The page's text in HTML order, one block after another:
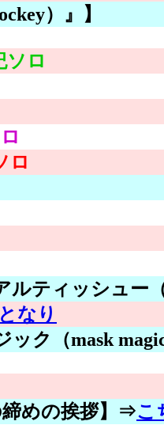
）』】
ソロ
ロ
ルティッシュー
なり
ック（mask
締めの挨拶】⇒こ